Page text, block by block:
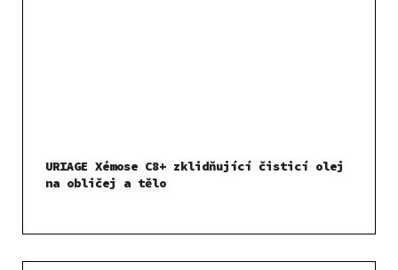
URIAGE Xémose C8+ zklidňující čisticí olej
na obličej a tělo